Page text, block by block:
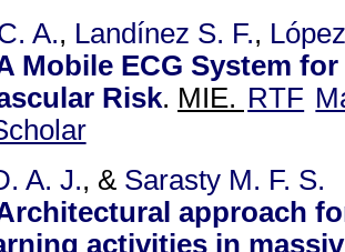
A., Landínez S. F.,
Mobile ECG System
Risk. MIE. RTF
A. J., & Sarasty M. F. S.
approach
activities in